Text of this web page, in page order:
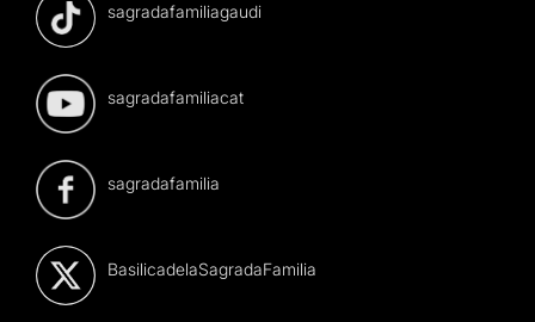
sagradafamiliagaudi
sagradafamiliacat
sagradafamilia
BasilicadelaSagradaFamilia